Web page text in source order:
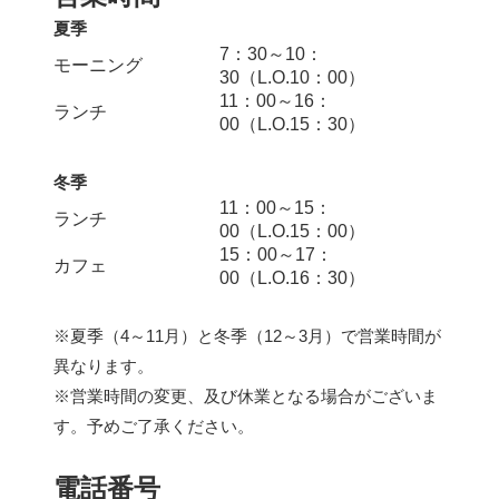
夏季
モーニング
7：30～10：
30（L.O.10：00）
ランチ
11：00～16：
00（L.O.15：30）
冬季
ランチ
11：00～15：
00（L.O.15：00）
カフェ
15：00～17：
00（L.O.16：30）
※夏季（4～11月）と冬季（12～3月）で営業時間が
異なります。
※営業時間の変更、及び休業となる場合がございま
す。予めご了承ください。
電話番号